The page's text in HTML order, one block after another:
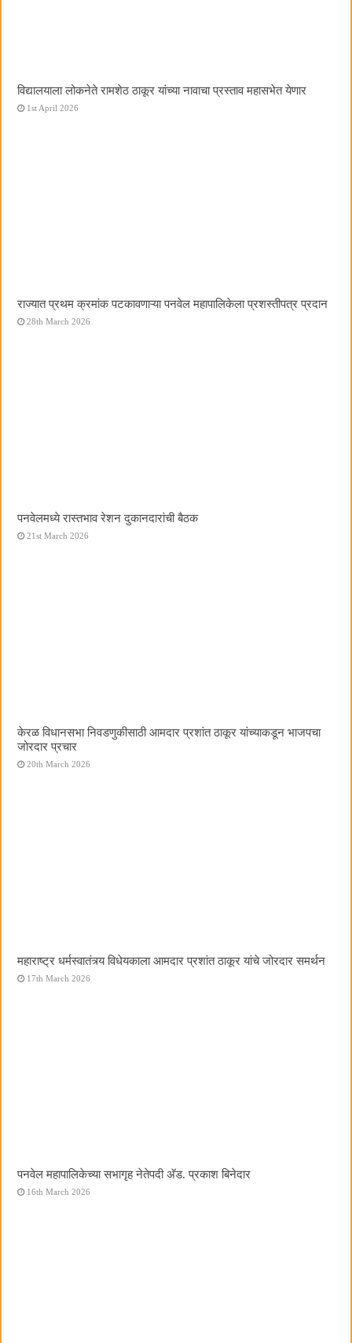
विद्यालयाला लोकनेते रामशेठ ठाकूर यांच्या नावाचा प्रस्ताव महासभेत येणार
1st April 2026
राज्यात प्रथम क्रमांक पटकावणाऱ्या पनवेल महापालिकेला प्रशस्तीपत्र प्रदान
28th March 2026
पनवेलमध्ये रास्तभाव रेशन दुकानदारांची बैठक
21st March 2026
केरळ विधानसभा निवडणुकीसाठी आमदार प्रशांत ठाकूर यांच्याकडून भाजपचा
जोरदार प्रचार
20th March 2026
महाराष्ट्र धर्मस्वातंत्र्य विधेयकाला आमदार प्रशांत ठाकूर यांचे जोरदार समर्थन
17th March 2026
पनवेल महापालिकेच्या सभागृह नेतेपदी अ‍ॅड. प्रकाश बिनेदार
16th March 2026